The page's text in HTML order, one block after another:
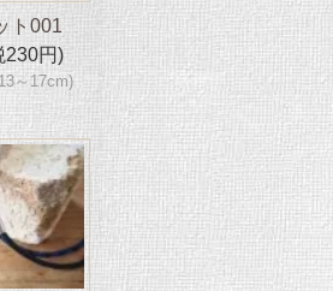
ト001
230円)
～17cm)